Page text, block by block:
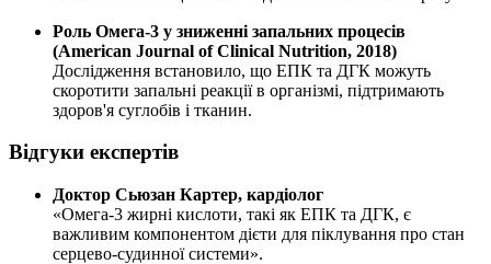
Роль Омега-3 у зниженні запальних процесів
(American Journal of Clinical Nutrition, 2018)
Дослідження встановило, що ЕПК та ДГК можуть
скоротити запальні реакції в організмі, підтримають
здоров'я суглобів і тканин.
Відгуки експертів
Доктор Сьюзан Картер, кардіолог
«Омега-3 жирні кислоти, такі як ЕПК та ДГК, є
важливим компонентом дієти для піклування про стан
серцево-судинної системи».